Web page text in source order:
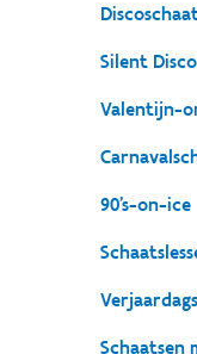
Silent
Valentijn-
90's-on-ice
Schaatsen